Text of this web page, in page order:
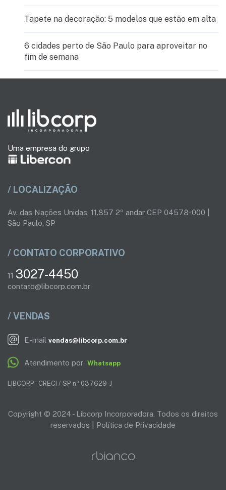
Tapete na decoração: 5 modelos que estão em alta
6 cidades perto de São Paulo para aproveitar no
fim de semana
Uma empresa do grupo
/ LOCALIZAÇÃO
Av. das Nações Unidas, 11.857 2º andar CEP 04578-000 |
São Paulo, SP
/ CONTATO CORPORATIVO
11 3027-4450
contato@libcorp.com.br
/ VENDAS
E-mail vendas@libcorp.com.br
Atendimento por Whatsapp
LIBCORP - CRECI / SP nº 037629-J
Copyright © 2024 - Libcorp Incorporadora. Todos os direitos
reservados | Política de Privacidade